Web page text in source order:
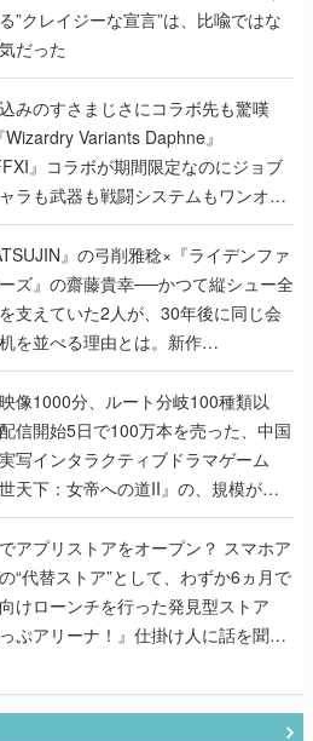
みのすさまじさにコラボ先も驚嘆
Variants Daphne』
』コラボが期間限定なのにジョブ
ラも武器も戦闘システムもワンオフ
込まれた理由を両ディレクターに聞
』の弓削雅稔×『ライデンファ
ズ』の齋藤貴幸──かつて縦シュー全
支えていた2人が、30年後に同じ会
机を並べる理由とは。新作
EXTREME』で初タッグを組
ジェンド2人に訊く開発秘話
像1000分、ルート分岐100種類以
信開始5日で100万本を売った、中国
写インタラクティブドラマゲーム
天下：女帝への道II』の、規模が違
わりをプロデューサーに聞いた
アプリストアをオープン？ スマホア
の“代替ストア”として、わずか6ヵ月で
けローンチを行った発見型ストア
ぷアリーナ！』仕掛け人に話を聞い
ス』は、ひとつの奇跡だった──膨大
資料とともに『テイルズ オブ ジ ア